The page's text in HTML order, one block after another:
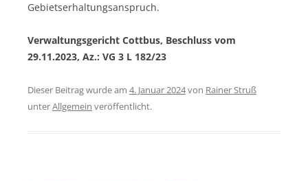
Gebietserhaltungsanspruch.
Verwaltungsgericht Cottbus, Beschluss vom
29.11.2023, Az.: VG 3 L 182/23
Dieser Beitrag wurde am 4. Januar 2024von Rainer Struß
unterAllgemein veröffentlicht.